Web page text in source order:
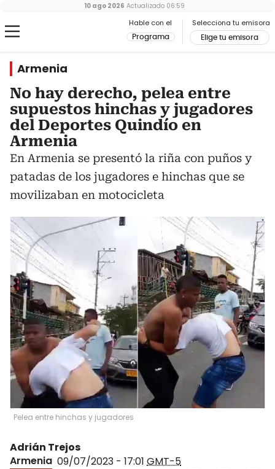
Hable con el
Programa
Selecciona tu emisora
Elige tu emisora
10 ago 2026 Actualizado 06:59
Armenia
No hay derecho, pelea entre
supuestos hinchas y jugadores
del Deportes Quindío en
Armenia
En Armenia se presentó la riña con puños y
patadas de los jugadores e hinchas que se
movilizaban en motocicleta
Pelea entre hinchas y jugadores
Adrián Trejos
Armenia 09/07/2023 - 17:01 GMT-5